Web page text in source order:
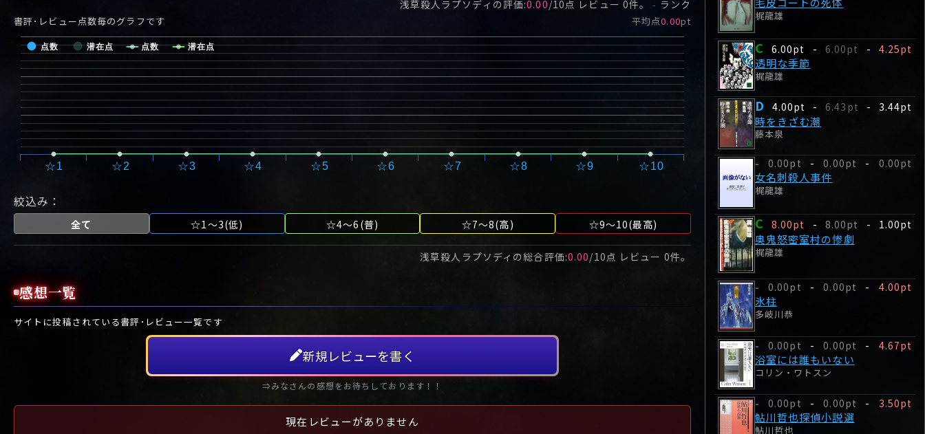
浅草殺人ラプソディ の評価:0.00/10点 レビュー 0件。- ランク
書評･レビュー点数毎のグラフです 平均点0.00pt
点数 潜在点 点数 潜在点
☆1 ☆2 ☆3 ☆4 ☆5 ☆6 ☆7 ☆8 ☆9 ☆10
絞込み：
全て ☆1～3(低) ☆4～6(普) ☆7～8(高) ☆9～10(最高)
浅草殺人ラプソディ の総合評価:0.00/10点 レビュー 0件。
感想一覧
サイトに投稿されている書評･レビュー一覧です
新規レビューを書く
⇒みなさんの感想をお待ちしております！！
現在レビューがありません
梶龍雄
C 6.00pt - 6.00pt - 4.25pt
透明な季節
梶龍雄
D 4.00pt - 6.43pt - 3.44pt
時をきざむ潮
藤本泉
- 0.00pt - 0.00pt - 0.00pt
女名刺殺人事件
梶龍雄
C 8.00pt - 8.00pt - 1.00pt
奥鬼怒密室村の惨劇
梶龍雄
- 0.00pt - 0.00pt - 4.00pt
氷柱
多岐川恭
- 0.00pt - 0.00pt - 4.67pt
浴室には誰もいない
コリン・ワトスン
- 0.00pt - 0.00pt - 3.50pt
鮎川哲也探偵小説選
鮎川哲也